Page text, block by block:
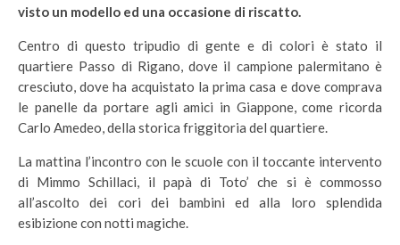
visto un modello ed una occasione di riscatto.
Centro di questo tripudio di gente e di colori è stato il
quartiere Passo di Rigano, dove il campione palermitano è
cresciuto, dove ha acquistato la prima casa e dove comprava
le panelle da portare agli amici in Giappone, come ricorda
Carlo Amedeo, della storica friggitoria del quartiere.
La mattina l’incontro con le scuole con il toccante intervento
di Mimmo Schillaci, il papà di Toto’ che si è commosso
all’ascolto dei cori dei bambini ed alla loro splendida
esibizione con notti magiche.